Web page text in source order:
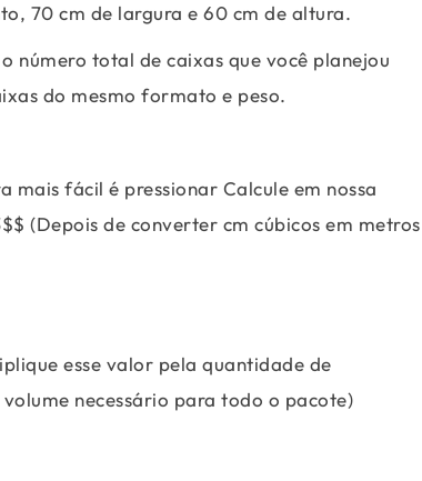
70 cm de largura e 60 cm de altura.
número total de caixas que você planejou
do mesmo formato e peso.
fácil é pressionar Calcule em nossa
(Depois de converter cm cúbicos em metros
esse valor pela quantidade de
necessário para todo o pacote)